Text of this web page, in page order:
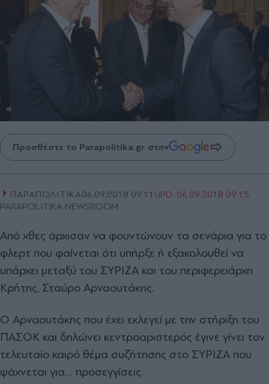
Προσθέστε το Parapolitika.gr στην
ΠΑΡΑΠΟΛΙΤΙΚΑ06.09.2018 09:11 UPD: 06.09.2018 09:15
PARAPOLITIKA NEWSROOM
Από χθες άρχισαν να φουντώνουν τα σενάρια για το
φλερτ που φαίνεται ότι υπήρξε ή εξακολουθεί να
υπάρχει μεταξύ του ΣΥΡΙΖΑ και του περιφερειάρχη
Κρήτης, Σταύρο Αρναουτάκης.
Ο Αρναουτάκης που έχει εκλεγεί με την στήριξη του
ΠΑΣΟΚ και δηλώνει κεντροαριστερός έγινε γίνει τον
τελευταίο καιρό θέμα συζήτησης στο ΣΥΡΙΖΑ που
ψάχνεται για… προσεγγίσεις.